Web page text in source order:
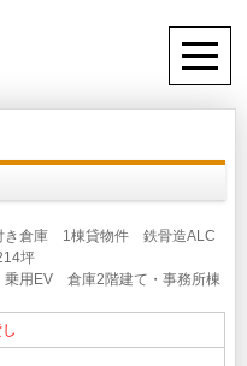
き倉庫 1棟貸物件 鉄骨造ALC
坪
乗用EV 倉庫2階建て・事務所棟